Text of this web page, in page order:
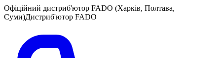
Офіційний дистриб'ютор FADO (Харків, Полтава,
Суми)Дистриб'ютор FADO